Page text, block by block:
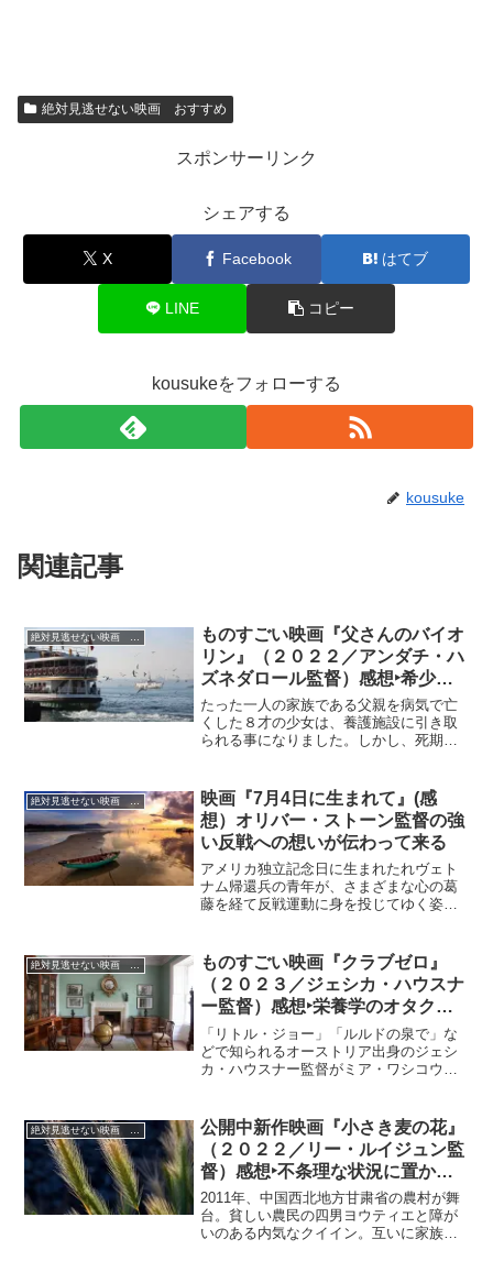
絶対見逃せない映画 おすすめ
スポンサーリンク
シェアする
X Facebook はてブ
LINE コピー
kousukeをフォローする
kousuke
関連記事
ものすごい映画『父さんのバイオ
リン』（２０２２／アンダチ・ハ
ズネダロール監督）感想‣希少な
トルコ映画、素晴らしい感動作！
Netflix
たった一人の家族である父親を病気で亡
くした８才の少女は、養護施設に引き取
られる事になりました。しかし、死期を
もとへ会いに出掛け、一人娘の存在を知
らせていました。父の死後、まったく孤
立無援で身寄りの無い姪っ子を引き取る
ことを当初は嫌がっていましたが、人情
味のある妻の助言を聞き入れ、家に渋々
引き取り育てる事になりました。やが
て、孤独感を抱えた叔父と純真な心を持
つ姪っ子の2人は互いの悲しみと音楽への
きずなが芽生え始めることになります。
絶対見逃せない映画 おすすめ
映画『7月4日に生まれて』(感
想）オリバー・ストーン監督の強
い反戦への想いが伝わって来る
アメリカ独立記念日に生まれたれヴェト
ナム帰還兵の青年が、さまざまな心の葛
藤を経て反戦運動に身を投じてゆく姿を
絶対見逃せない映画 おすすめ
ものすごい映画『クラブゼロ』
（２０２３／ジェシカ・ハウスナ
ー監督）感想‣栄養学のオタク教
師と彼女に心酔する純粋な生徒た
ちを描いた襲撃のミステリー
「リトル・ジョー」「ルルドの泉で」な
どで知られるオーストリア出身のジェシ
カ・ハウスナー監督がミア・ワシコウス
の運命を、ブラックユーモアを交えて描
いたスリラー。
公開中新作映画『小さき麦の花』
（２０２２／リー・ルイジュン監
督）感想‣不条理な状況に置かれ
ても自分のなすべきことを見失わ
ず、淡々と生きる姿に感動！
2011年、中国西北地方甘粛省の農村が舞
台。貧しい農民の四男ヨウティエと障が
いのある内気なクイイン。互いに家族の